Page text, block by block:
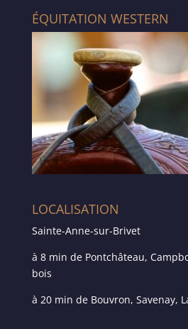
ÉQUITATION WESTERN
LOCALISATION
Sainte-Anne-sur-Brivet
à 8 min de Pontchâteau,
bois
à 20 min de Bouvron, Savenay,